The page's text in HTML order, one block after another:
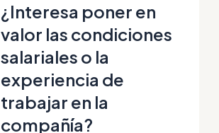
¿Interesa poner en
valor las condiciones
salariales o la
experiencia de
trabajar en la
compañía?